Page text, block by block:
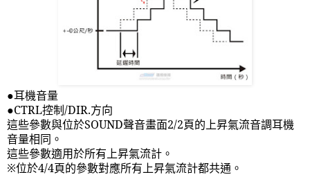
●耳機音量
●CTRL控制/DIR.方向
這些參數與位於SOUND聲音畫面2/2頁的上昇氣流音調耳機
音量相同。
這些參數適用於所有上昇氣流計。
※位於4/4頁的參數對應所有上昇氣流計都共通。